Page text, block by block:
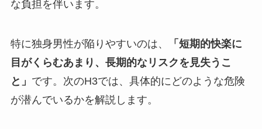
な負担を伴います。
特に独身男性が陥りやすいのは、
「短期的快楽に
目がくらむあまり、長期的なリスクを見失うこ
と」 です。次のH3では、具体的にどのような危険
が潜んでいるかを解説します。